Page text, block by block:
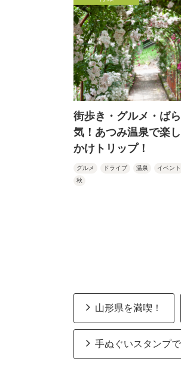
街歩き・グルメ・ば
気！あつみ温泉で楽
かけトリップ！
グルメ ドライブ 温泉 イベント
秋
山形県を満喫！
手ぬぐいスタンプ